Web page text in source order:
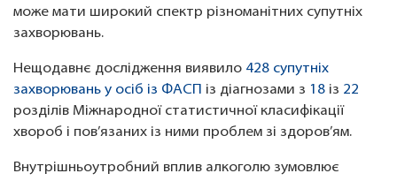
може мати широкий спектр різноманітних супутніх
захворювань.
Нещодавнє дослідження виявило 428 супутніх
захворювань у осіб із ФАСП із діагнозами з 18 із 22
розділів Міжнародної статистичної класифікації
хвороб і пов’язаних із ними проблем зі здоров’ям.
Внутрішньоутробний вплив алкоголю зумовлює